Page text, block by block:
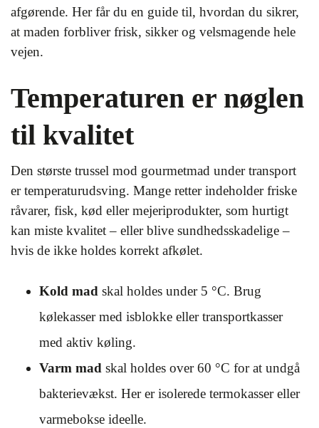
afgørende. Her får du en guide til, hvordan du sikrer,
at maden forbliver frisk, sikker og velsmagende hele
vejen.
Temperaturen er nøglen
til kvalitet
Den største trussel mod gourmetmad under transport
er temperaturudsving. Mange retter indeholder friske
råvarer, fisk, kød eller mejeriprodukter, som hurtigt
kan miste kvalitet – eller blive sundhedsskadelige –
hvis de ikke holdes korrekt afkølet.
Kold mad skal holdes under 5 °C. Brug
kølekasser med isblokke eller transportkasser
med aktiv køling.
Varm mad skal holdes over 60 °C for at undgå
bakterievækst. Her er isolerede termokasser eller
varmebokse ideelle.